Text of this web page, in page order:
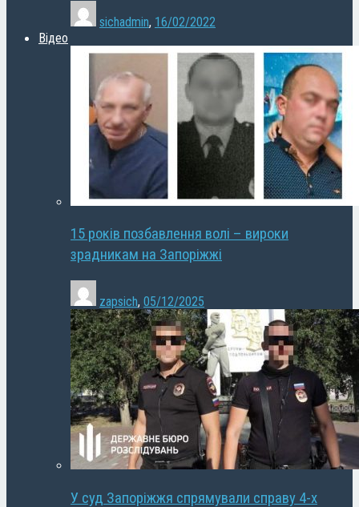
sichadmin, 16/02/2022
Відео
15 років позбавлення волі – вироки
зрадникам на Запоріжжі
zapsich, 05/12/2025
У суд Запоріжжя спрямували справу 4-х